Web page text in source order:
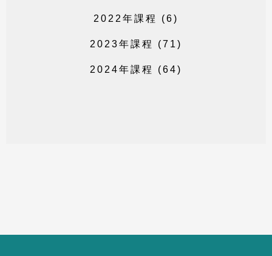
2 0 2 2 年課 程 (6)
2 0 2 3年課 程 (7 1 )
2 0 2 4年課 程 (64)